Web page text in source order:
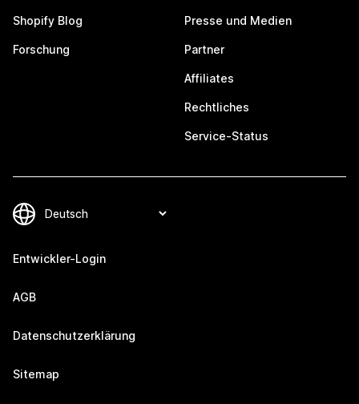
Shopify Blog
Forschung
Presse und Medien
Partner
Affiliates
Rechtliches
Service-Status
Entwickler-Login
AGB
Datenschutzerklärung
Sitemap